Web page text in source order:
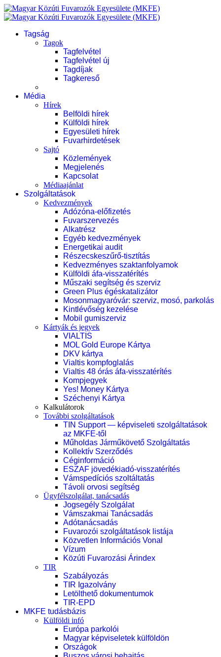
Tagság
Tagok
Tagfelvétel
Tagfelvétel új
Tagdíjak
Tagkereső
Média
Hírek
Belföldi hírek
Külföldi hírek
Egyesületi hírek
Fuvarhirdetések
Sajtó
Közlemények
Megjelenés
Kapcsolat
Médiaajánlat
Szolgáltatások
Kedvezmények
Adózóna-előfizetés
Fuvarszervezés
Alkatrész
Egyéb kedvezmények
Energetikai audit
Részecskeszűrő-tisztítás
Kedvezményes szaktanfolyamok
Külföldi áfa-visszatérítés
Műszaki segítség és szerviz
Green Plus égéskatalizátor
Mosonmagyaróvár: szerviz, mosó, parkolás
Kintlévőség kezelése
Mobil gumiszerviz
Kártyák és jegyek
VIALTIS
MOL Gold Europe Kártya
DKV kártya
Vialtis kompfoglalás
Vialtis 48 órás áfa-visszatérítés
Kompjegyek
Yes! Money Kártya
Széchenyi Kártya
Kalkulátorok
További szolgáltatások
TIN Support — képviseleti szolgáltatások
az MKFE-től
Műholdas Járműkövető Szolgáltatás
Kollektív Szerződés
Céginformáció
ESZAF jövedékiadó-visszatérítés
Vámspedíciós szoltáltatás
Távoli orvosi segítség
Ügyfélszolgálat, tanácsadás
Jogsegély Szolgálat
Vámszakmai Tanácsadás
Adótanácsadás
Fuvarozói szolgáltatások listája
Közvetlen Információs Vonal
Vízum
Közúti Fuvarozási Árindex
TIR
Szabályozás
TIR Igazolvány
Letölthető dokumentumok
TIR-EPD
MKFE tudásbázis
Külföldi infó
Európa parkolói
Magyar képviseletek külföldön
Országok